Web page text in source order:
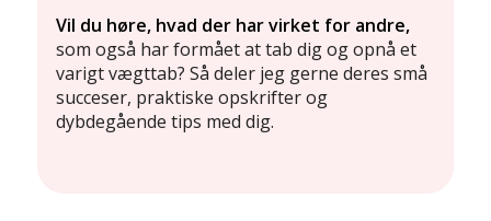
Vil du høre, hvad der har virket for andre,
som også har formået at tab dig og opnå et
varigt vægttab? Så deler jeg gerne deres små
succeser, praktiske opskrifter og
dybdegående tips med dig.